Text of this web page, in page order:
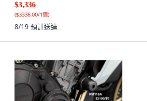
$3,336
($3336.00/1個)
8/19 預計送達